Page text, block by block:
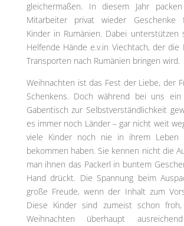
gleichermaßen. In diesem Jahr
Mitarbeiter privat wieder Geschenke
Kinder in Rumänien. Dabei unterstützen
Helfende Hände e.v.in Viechtach, der die
Transporten nach Rumänien bringen wird.
Weihnachten ist das Fest der Liebe, der
Schenkens. Doch während bei uns
Gabentisch zur Selbstverständlichkeit
es immer noch Länder – gar nicht weit
viele Kinder noch nie in ihrem Leben
bekommen haben. Sie kennen nicht die
man ihnen das Packerl in buntem
Hand drückt. Die Spannung beim
große Freude, wenn der Inhalt zum
Diese Kinder sind zumeist schon
Weihnachten überhaupt